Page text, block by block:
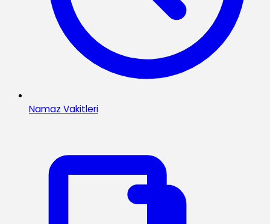
Namaz Vakitleri